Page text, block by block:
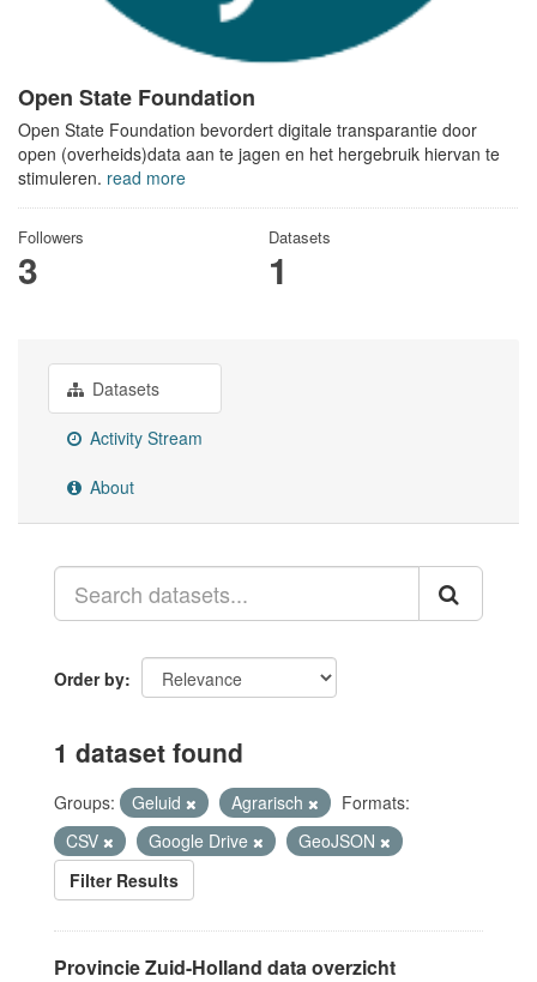
Open State Foundation
Open State Foundation bevordert digitale transparantie door
open (overheids)data aan te jagen en het hergebruik hiervan te
stimuleren. read more
Followers
3
Datasets
1
Datasets
Activity Stream
About
Order by
1 dataset found
Groups: Geluid Agrarisch
Formats:
CSV
Google Drive
GeoJSON
Filter Results
Provincie Zuid-Holland data overzicht